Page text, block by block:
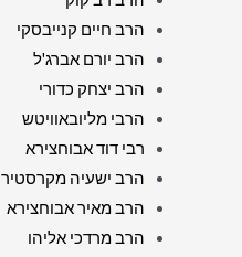
הרב חיים קנייבסקי
הרב יורם אברג'ל
הרב יצחק כדורי
הרבי מליובאוויטש
רבי דוד אבוחצירא
הרב ישעיה מקרסטיר
הרב מאיר אבוחצירא
הרב מרדכי אליהו